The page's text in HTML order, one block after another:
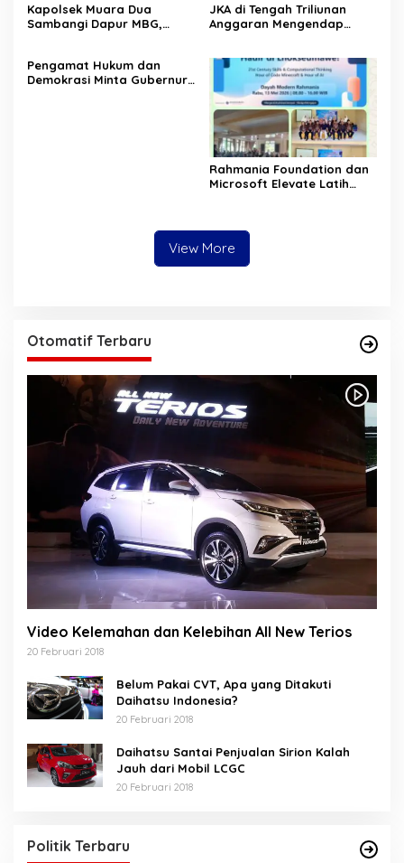
Kapolsek Muara Dua
Sambangi Dapur MBG,
Sesuai SOP
JKA di Tengah Triliunan
Anggaran Mengendap
pemerintah Aceh
‎Pengamat Hukum dan
Demokrasi Minta Gubernur
Rahmania Foundation dan
Microsoft Elevate Latih
View More
Otomatif Terbaru
Video Kelemahan dan Kelebihan All New Terios
20 Februari 2018
Belum Pakai CVT, Apa yang Ditakuti
Daihatsu Indonesia?
20 Februari 2018
Daihatsu Santai Penjualan Sirion Kalah
Jauh dari Mobil LCGC
20 Februari 2018
Politik Terbaru